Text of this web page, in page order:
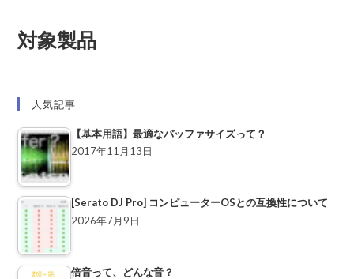
対象製品
人気記事
【基本用語】最適なバッファサイズって？
2017年11月13日
[Serato DJ Pro] コンピューターOSとの互換性について
2026年7月9日
倍音って、どんな音？